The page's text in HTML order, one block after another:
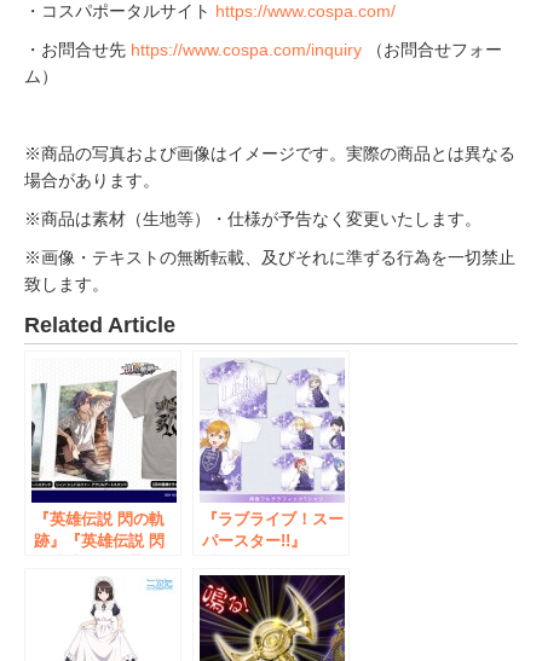
・コスパポータルサイト https://www.cospa.com/
・お問合せ先 https://www.cospa.com/inquiry （お問合せフォー
ム）
※商品の写真および画像はイメージです。実際の商品とは異なる
場合があります。
※商品は素材（生地等）・仕様が予告なく変更いたします。
※画像・テキストの無断転載、及びそれに準ずる行為を一切禁止
致します。
Related Article
『英雄伝説 閃の軌
跡』『英雄伝説 閃
説 創の軌跡』新グ
ッズがCOSPAから
登場！9/23(土)～
《閃の軌跡10周年
『ラブライブ！スー
パースター!!』
Smile！」衣装の
『Liella!』が「両面
フルグラフィックT
シャツ」など新グッ